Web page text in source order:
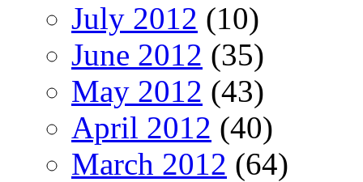
July 2012 (10)
June 2012 (35)
May 2012 (43)
April 2012 (40)
March 2012 (64)